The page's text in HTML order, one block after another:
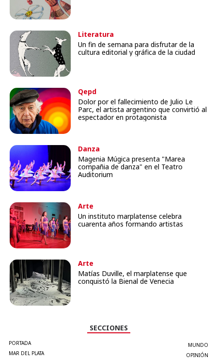
Literatura
Un fin de semana para disfrutar de la
cultura editorial y gráfica de la ciudad
Qepd
Dolor por el fallecimiento de Julio Le
Parc, el artista argentino que convirtió al
espectador en protagonista
Danza
Magenia Múgica presenta "Marea
compañia de danza" en el Teatro
Auditorium
Arte
Un instituto marplatense celebra
cuarenta años formando artistas
Arte
Matías Duville, el marplatense que
conquistó la Bienal de Venecia
SECCIONES
PORTADA
MAR DEL PLATA
MUNDO
OPINIÓN